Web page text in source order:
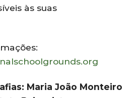
às suas
Maria João Monteiro